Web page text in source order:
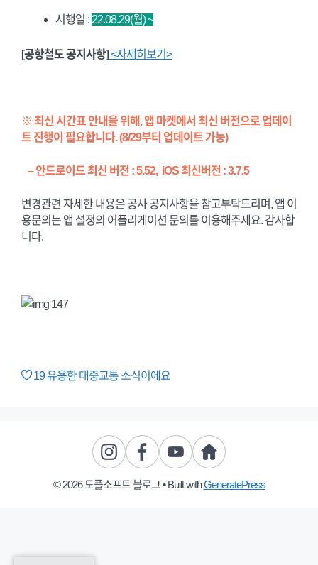
시행일 : 22.08.29(월) ~
[공항철도 공지사항] <자세히보기>
※ 최신 시간표 안내을 위해, 앱 마켓에서 최신 버전으로 업데이
트 진행이 필요합니다. (8/29부터 업데이트 가능)
– 안드로이드 최신 버전 : 5.52, iOS 최신버전 : 3.7.5
변경관련 자세한 내용은 공사 공지사항을 참고부탁드리며, 앱 이
용문의는 앱 설정의 어플리케이션 문의를 이용해주세요. 감사합
니다.
19유용한 대중교통 소식이에요
© 2026 도플소프트 블로그• Built withGeneratePress